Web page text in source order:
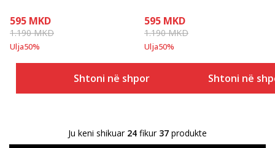
595 MKD
1.190MKD
Ulja50%
Shtoni në shportë
595 MKD
1.190MKD
Ulja50%
Shtoni në
Ju keni shikuar 24 fikur 37 produkte